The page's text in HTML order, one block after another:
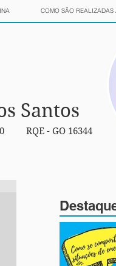
COMO SÃO REALIZADAS
Santos
RQE - GO 16344